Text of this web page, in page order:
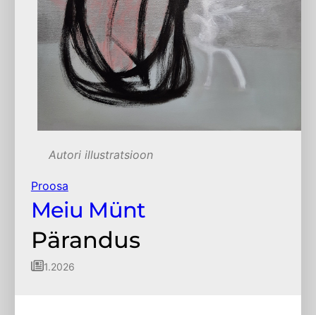
Autori illustratsioon
Proosa
Meiu Münt
Pärandus
1.2026